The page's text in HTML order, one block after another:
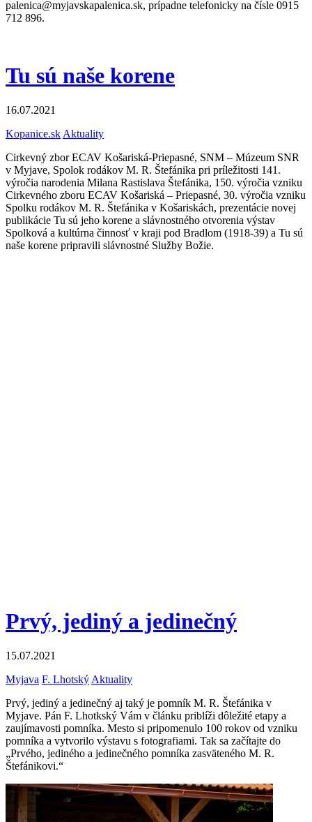
palenica@myjavskapalenica.sk, prípadne telefonicky na čísle 0915
712 896.
Tu sú naše korene
16.07.2021
Kopanice.sk Aktuality
Cirkevný zbor ECAV Košariská-Priepasné, SNM – Múzeum SNR
v Myjave, Spolok rodákov M. R. Štefánika pri príležitosti 141.
výročia narodenia Milana Rastislava Štefánika, 150. výročia vzniku
Cirkevného zboru ECAV Košariská – Priepasné, 30. výročia vzniku
Spolku rodákov M. R. Štefánika v Košariskách, prezentácie novej
publikácie Tu sú jeho korene a slávnostného otvorenia výstav
Spolková a kultúrna činnosť v kraji pod Bradlom (1918-39) a Tu sú
naše korene pripravili slávnostné Služby Božie.
Prvý, jediný a jedinečný
15.07.2021
Myjava F. Lhotský Aktuality
Prvý, jediný a jedinečný aj taký je pomník M. R. Štefánika v
Myjave. Pán F. Lhotkský Vám v článku priblíži dôležité etapy a
zaujímavosti pomníka. Mesto si pripomenulo 100 rokov od vzniku
pomníka a vytvorilo výstavu s fotografiami. Tak sa začítajte do
„Prvého, jediného a jedinečného pomníka zasväteného M. R.
Štefánikovi.“